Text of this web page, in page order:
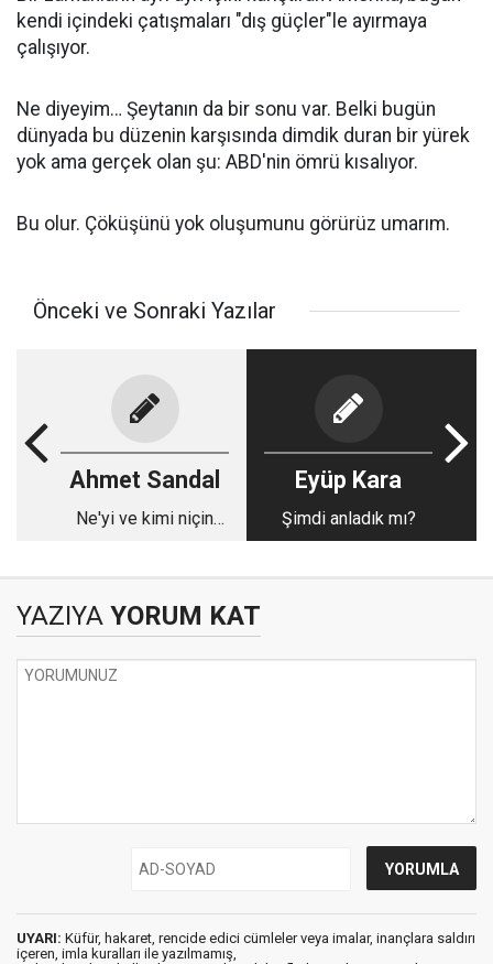
kendi içindeki çatışmaları "dış güçler"le ayırmaya
çalışıyor.
Ne diyeyim… Şeytanın da bir sonu var. Belki bugün
dünyada bu düzenin karşısında dimdik duran bir yürek
yok ama gerçek olan şu: ABD'nin ömrü kısalıyor.
Bu olur. Çöküşünü yok oluşumunu görürüz umarım.
Önceki ve Sonraki Yazılar
Ahmet Sandal
Ne'yi ve kimi niçin
Eyüp Kara
Şimdi anladık mı?
YAZIYA YORUM KAT
UYARI: Küfür, hakaret, rencide edici cümleler veya imalar, inançlara saldırı
içeren, imla kuralları ile yazılmamış,